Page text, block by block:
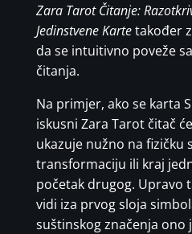
Zara Tarot Čitanje:
Jedinstvene Kartetakođer
da se intuitivno poveže
čitanja.
Na primjer, ako se karta
iskusni Zara Tarot čitač
ukazuje nužno na fizičku
transformaciju ili kraj
početak drugog. Upravo
vidi iza prvog sloja
suštinskog značenja ono